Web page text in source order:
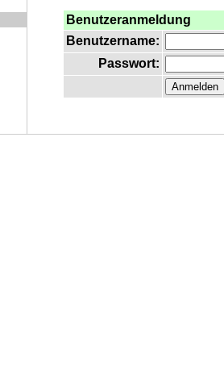
Benutzeranmeldung
Benutzername:
Passwort: